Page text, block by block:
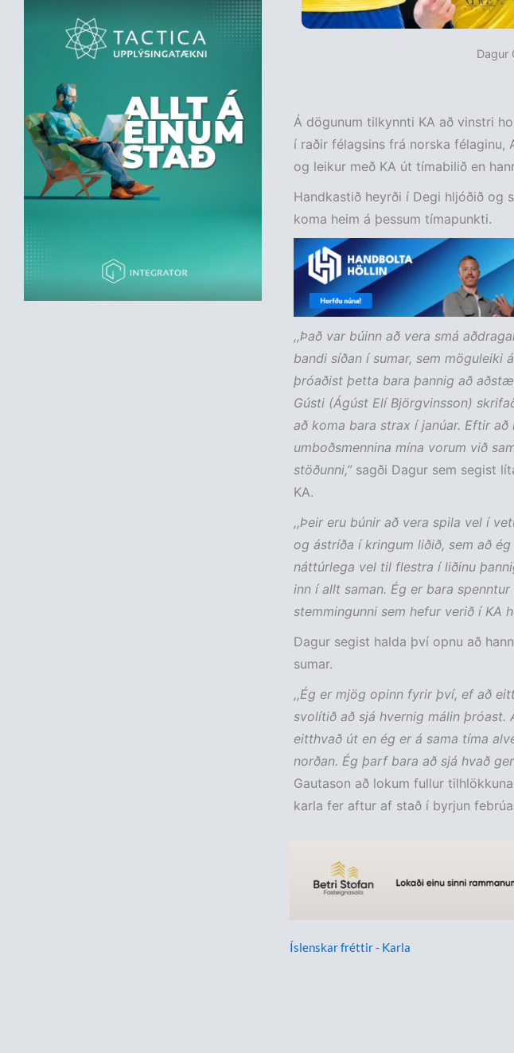
Dagur
Á dögunum tilkynnti KA að vinstri
í raðir félagsins frá norska félaginu,
og leikur með KA út tímabilið en
Handkastið heyrði í Degi hljóðið og
koma heim á þessum tímapunkti.
,,Það var búinn að vera smá
bandi síðan í sumar, sem möguleiki
þróaðist þetta bara þannig að
Gústi (Ágúst Elí Björgvinsson)
að koma bara strax í janúar. Eftir
umboðsmennina mína vorum við
stöðunni,”sagði Dagur sem segist
KA.
,,Þeir eru búnir að vera spila vel í
og ástríða í kringum liðið, sem að
náttúrlega vel til flestra í liðinu
inn í allt saman. Ég er bara
stemmingunni sem hefur verið í KA
Dagur segist halda því opnu að
sumar.
,,Ég er mjög opinn fyrir því, ef að
svolítið að sjá hvernig málin
eitthvað út en ég er á sama tíma
norðan. Ég þarf bara að sjá hvað
Gautason að lokum fullur
karla fer aftur af stað í byrjun
Íslenskar fréttir - Karla